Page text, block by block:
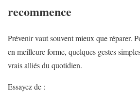
recommence
Prévenir vaut souvent mieux que réparer.
en meilleure forme, quelques gestes
vrais alliés du quotidien.
Essayez de :